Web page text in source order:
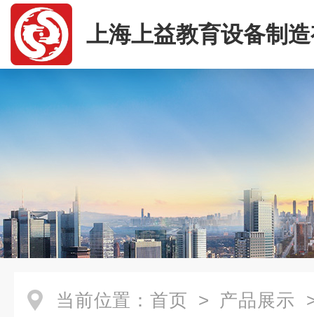
上海上益教育设备制
司
当前位置： 首页 > 产品展示